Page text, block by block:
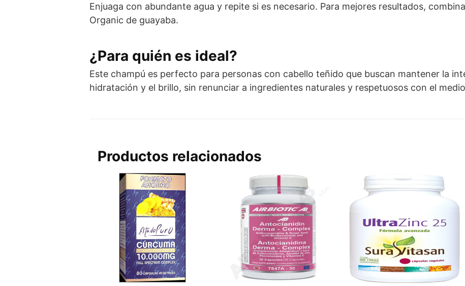
Enjuaga con abundante agua y repite si es necesario. Para mejores resultados,
Organic de guayaba.
¿Para quién es ideal?
Este champú es perfecto para personas con cabello teñido que buscan mantener la
hidratación y el brillo, sin renunciar a ingredientes naturales y respetuosos con el
Productos relacionados